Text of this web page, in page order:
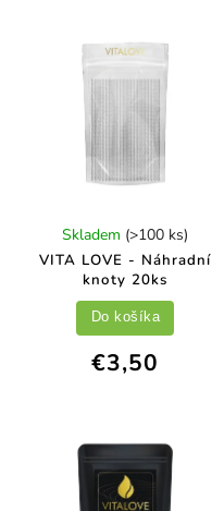
Najdrahšie
Najpredávanejšie
Abecedne
VITA LOVE - Náhradní
knoty 20ks
Skladem (>100 ks)
€3,50
Do košíka